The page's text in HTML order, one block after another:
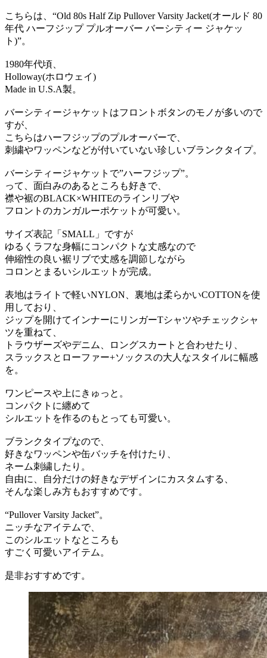
こちらは、“Old 80s Half Zip Pullover Varsity Jacket(オールド 80
年代 ハーフジップ プルオーバー バーシティー ジャケッ
ト)”。
1980年代頃、
Holloway(ホロウェイ)
Made in U.S.A製。
バーシティージャケットはフロントボタンのモノが多いので
すが、
こちらはハーフジップのプルオーバーで、
刺繍やワッペンなどが付いていない珍しいブランクタイプ。
バーシティージャケットで”ハーフジップ”。
って、面白みのあるところも好きで、
襟や裾のBLACK×WHITEのラインリブや
フロントのカンガルーポケットが可愛い。
サイズ表記「SMALL」ですが
ゆるくラフな身幅にコンパクトな丈感なので
伸縮性の良い裾リブで丈感を調節しながら
コロンとまるいシルエットが完成。
表地はライトで軽いNYLON、裏地は柔らかいCOTTONを使
用しており、
ジップを開けてインナーにリンガーTシャツやチェックシャ
ツを重ねて、
トラウザーズやデニム、ロングスカートと合わせたり、
スラックスとローファー+ソックスの大人なスタイルに幅感
を。
ワンピースや上にきゅっと。
コンパクトに纏めて
シルエットを作るのもとっても可愛い。
ブランクタイプなので、
好きなワッペンや缶バッチを付けたり、
ネーム刺繍したり。
自由に、自分だけの好きなデザインにカスタムする、
そんな楽しみ方もおすすめです。
“Pullover Varsity Jacket”。
ニッチなアイテムで、
このシルエットなところも
すごく可愛いアイテム。
是非おすすめです。